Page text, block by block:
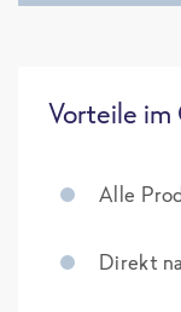
Vorteile im
Alle
Direkt